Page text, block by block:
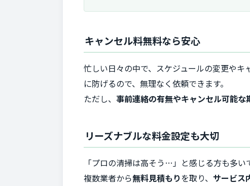
キャンセル料無料なら安心
忙しい日々の中で、スケジュールの変更やキ
に防げるので、無理なく依頼できます。
ただし、 事前連絡の有無やキャンセル可能な
リーズナブルな料金設定も大切
「プロの清掃は高そう…」と感じる方も多い
複数業者から無料見積もりを取り、 サービス